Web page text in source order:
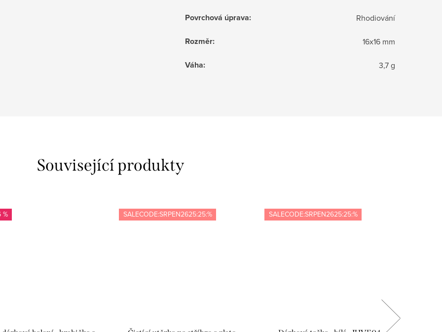
Povrchová úprava: Rhodiování
Rozměr: 16x16 mm
Váha: 3,7 g
Související produkty
% SALECODE:SRPEN2625:25:% SALECODE:SRPEN2625:25:%